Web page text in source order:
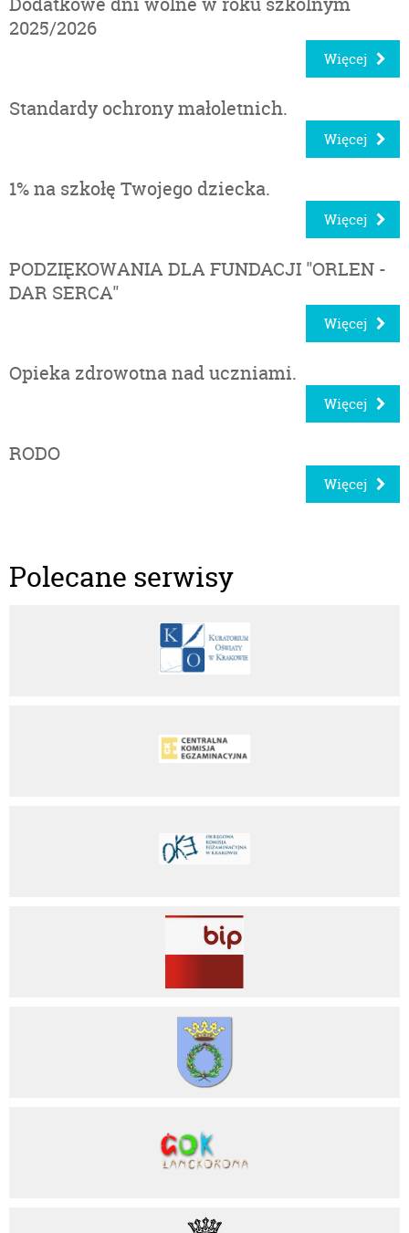
2025/2026
Więcej
Standardy ochrony małoletnich.
Więcej
1% na szkołę Twojego dziecka.
Więcej
PODZIĘKOWANIA DLA FUNDACJI "ORLEN -
DAR SERCA"
Więcej
Opieka zdrowotna nad uczniami.
Więcej
RODO
Więcej
Polecane serwisy
Kuratorium Oświaty w Krakowie
Centralna Komisja Egzaminacyjna
Okręgowa Komisja Egzaminacyjna w Krakowie
BIP
Lanckorona